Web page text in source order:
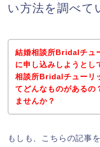
い方法を調べて
結婚相談所Bridalチュ
に申し込みしようとし
相談所Bridalチューリ
てどんなものがあるの
ませんか？
もしも、こちらの記事